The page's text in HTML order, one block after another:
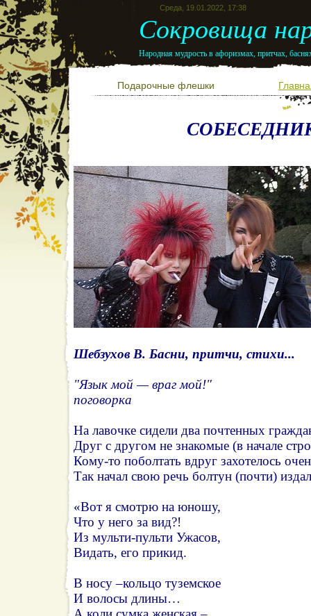
Среда, 19.01.2022, 17:38
Сокровища
Народная мудрость в афоризмах, притчах,
Подарочные флешки
Шебзухов В. Басни, притчи, стихи...
"Язык мой — враг мой!"
поговорка
На лавочке сидели два почтенных
Друг с другом не знакомые (в начале
Кому-то поболтать вдруг захотелось
Так начал свою речь болтун (почти)
«Вот я смотрю на юношу,
Что у него за вид?!
Из мульти-пульти Ужасов,
Видать, его прикид.
В носу –кольцо туземское
И волосы длины…